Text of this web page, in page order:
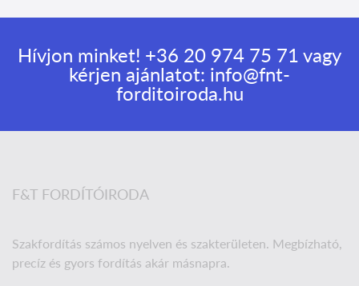
Hívjon minket! +36 20 974 75 71 vagy
kérjen ajánlatot: info@fnt-
forditoiroda.hu
F&T FORDÍTÓIRODA
Szakfordítás számos nyelven és szakterületen. Megbízható,
precíz és gyors fordítás akár másnapra.